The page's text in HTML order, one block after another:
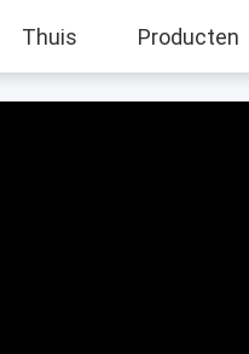
Thuis Producten